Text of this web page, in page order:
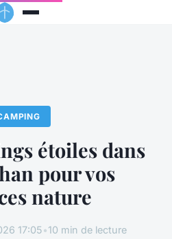
étoiles dans
pour vos
nature
17:05•10 min de lecture